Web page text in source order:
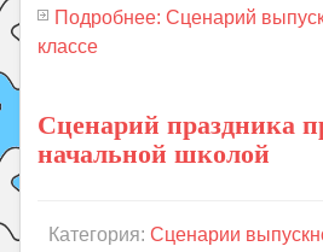
Подробнее: Сценарий
классе
Сценарий праздника
начальной школой
Категория:Сценарии